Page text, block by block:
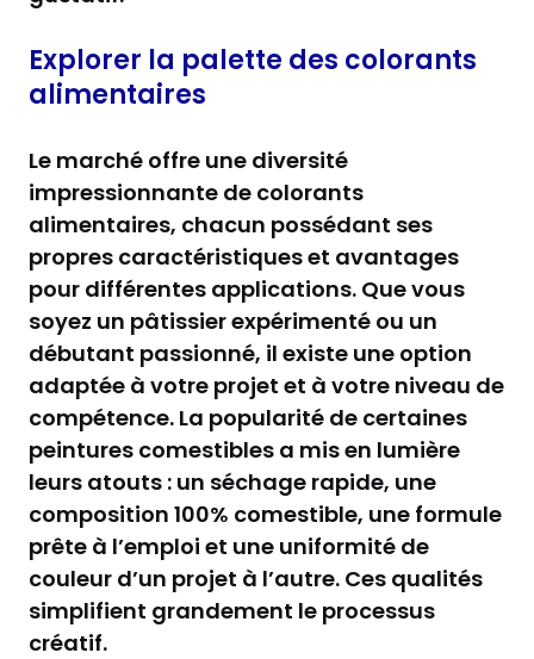
Explorer la palette des colorants
alimentaires
Le marché offre une diversité
impressionnante de colorants
alimentaires, chacun possédant ses
propres caractéristiques et avantages
pour différentes applications. Que vous
soyez un pâtissier expérimenté ou un
débutant passionné, il existe une option
adaptée à votre projet et à votre niveau de
compétence. La popularité de certaines
peintures comestibles a mis en lumière
leurs atouts : un séchage rapide, une
composition 100% comestible, une formule
prête à l’emploi et une uniformité de
couleur d’un projet à l’autre. Ces qualités
simplifient grandement le processus
créatif.